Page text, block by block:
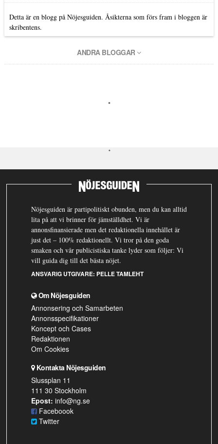
Detta är en blogg på Nöjesguiden. Åsikterna som förs fram i bloggen är
skribentens.
ANDRA BLOGGAR
Nöjesguiden är partipolitiskt obunden, men du kan alltid
lita på att vi brinner för jämställdhet. Vi är
annonsfinansierade men det redaktionella innehållet är
just det – 100% redaktionellt. Vi tror på den goda
smaken och vår publicistiska tanke lyder som följer: Vi
vill guida dig till det bästa nöjet.
ANSVARIG UTGIVARE: PELLE TAMLEHT
Om Nöjesguiden
Annonsering och Samarbeten
Annonsspecifikationer
Koncept och Cases
Redaktionen
Om Cookies
Kontakta Nöjesguiden
Slussplan 11
111 30 Stockholm
Epost: info@ng.se
Faceboook
Twitter